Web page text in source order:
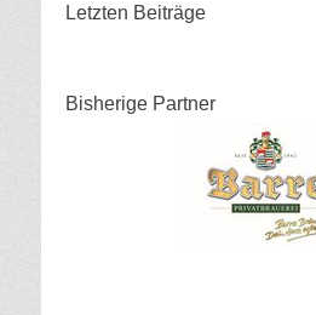
Letzten Beiträge
Bisherige Partner